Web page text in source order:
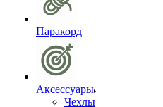
Паракорд
Аксессуары
Чехлы